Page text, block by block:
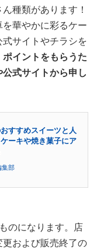
種類があります！
華やかに彩るケー
サイトやチラシを
ポイントをもらうた
式サイトから申し
すすめスイーツと人
ーキや焼き菓子にア
集部
のになります。店
および販売終了の